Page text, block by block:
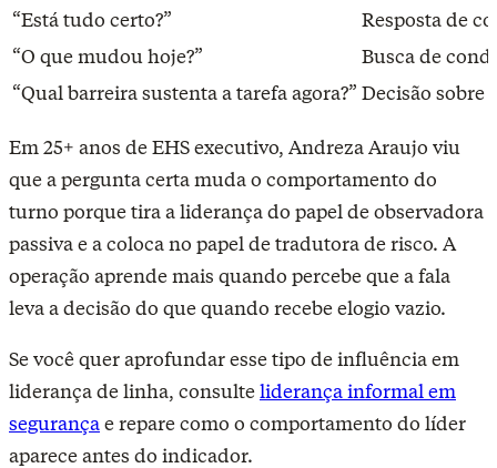
“Está tudo certo?”
Resposta de
“O que mudou hoje?”
Busca de
“Qual barreira sustenta a tarefa agora?” Decisão sobre
Em 25+ anos de EHS executivo, Andreza Araujo viu
que a pergunta certa muda o comportamento do
turno porque tira a liderança do papel de observadora
passiva e a coloca no papel de tradutora de risco. A
operação aprende mais quando percebe que a fala
leva a decisão do que quando recebe elogio vazio.
Se você quer aprofundar esse tipo de influência em
liderança de linha, consulteliderança informal em
segurançae repare como o comportamento do líder
aparece antes do indicador.